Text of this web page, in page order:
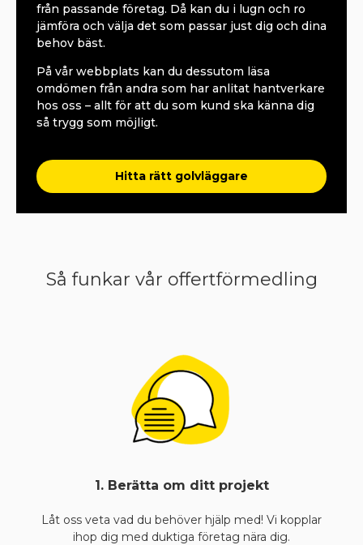
från passande företag. Då kan du i lugn och ro
jämföra och välja det som passar just dig och dina
behov bäst.
På vår webbplats kan du dessutom läsa
omdömen från andra som har anlitat hantverkare
hos oss – allt för att du som kund ska känna dig
så trygg som möjligt.
Hitta rätt golvläggare
Så funkar vår offertförmedling
1. Berätta om ditt projekt
Låt oss veta vad du behöver hjälp med! Vi kopplar
ihop dig med duktiga företag nära dig.